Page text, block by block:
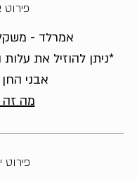
פירוט
אמרלד - משקל
*ניתן להוזיל את
אבני החן
מה זה
פירוט